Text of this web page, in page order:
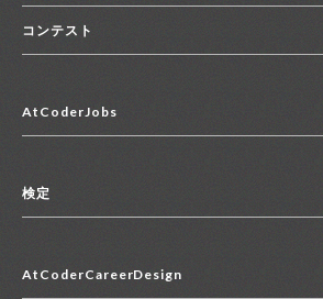
コンテスト
コンテスト一覧
便利リンク集
AtCoderJobs
2027年新卒採用求人一覧
中途採用求人一覧
検定
マイページ
AtCoderCareerDesign